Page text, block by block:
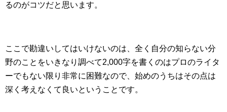
るのがコツだと思います。
ここで勘違いしてはいけないのは、全く自分の知らない分
野のことをいきなり調べて2,000字を書くのはプロのライタ
ーでもない限り非常に困難なので、始めのうちはその点は
深く考えなくて良いということです。